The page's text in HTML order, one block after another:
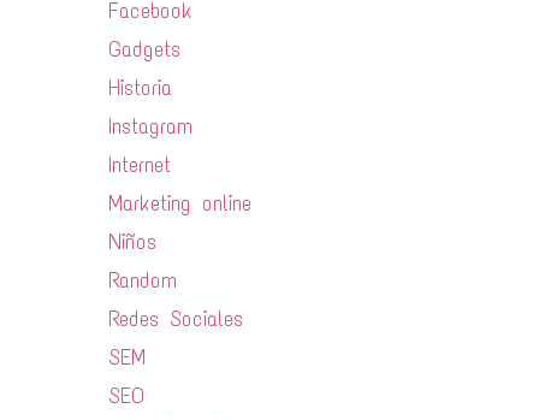
Facebook
Gadgets
Historia
Instagram
Internet
Marketing online
Niños
Random
Redes Sociales
SEM
SEO